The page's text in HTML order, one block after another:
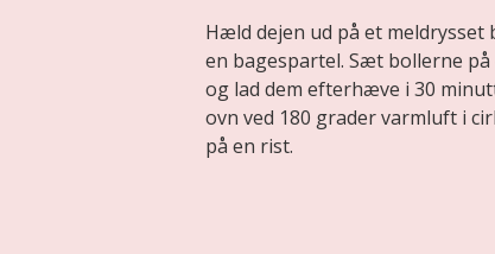
Hæld dejen ud på et
en bagespartel. Sæt bollerne
og lad dem efterhæve i 30
ovn ved 180 grader varmluft i
på en rist.